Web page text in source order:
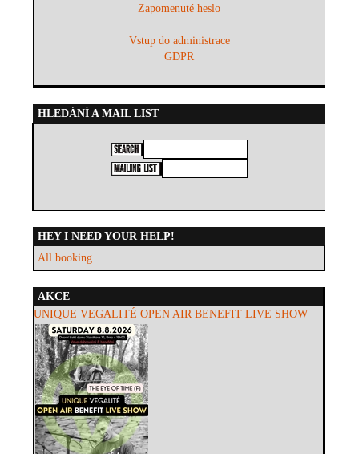
Zapomenuté heslo
Vstup do administrace
GDPR
HLEDÁNÍ A MAIL LIST
HEY I NEED YOUR HELP!
All booking...
AKCE
UNIQUE VEGALITÉ OPEN AIR BENEFIT LIVE SHOW